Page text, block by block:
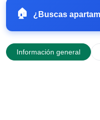
🏠 ¿Buscas
Información general